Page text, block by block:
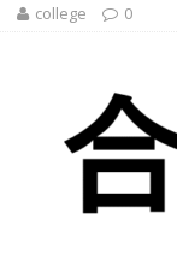
[ 2026年5月15日 ]
体育会積極採用企業
[ 2026年5月15日 ] 【
グループ企業 ｜ 日
college 0